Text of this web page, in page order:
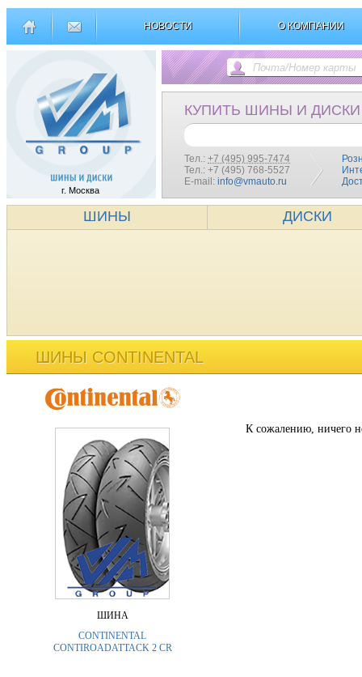
НОВОСТИ О КОМПАНИИ
г. Москва
КУПИТЬ ШИНЫ И ДИСКИ
Тел.: +7 (495) 995-7474
Тел.: +7 (495) 768-5527
E-mail: info@vmauto.ru
ШИНЫ ДИСКИ
ШИНЫ CONTINENTAL
ШИНА
CONTINENTAL
CONTIROADATTACK 2 CR
К сожалению, ничего